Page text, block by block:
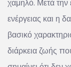
χαμηλό. Μετά την
ενέργειας και η
βασικό
διάρκεια ζωής